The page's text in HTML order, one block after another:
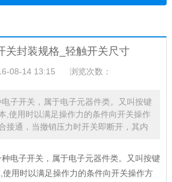
关封装规格_轻触开关尺寸
08-14 13:15 浏览次数：
子开关，属于电子元器件类。又叫按键
,使用时以满足操作力的条件向开关操作
接通，当撤销压力时开关即断开，其内
种电子开关，属于电子元器件类。又叫按键
用时以满足操作力的条件向开关操作方